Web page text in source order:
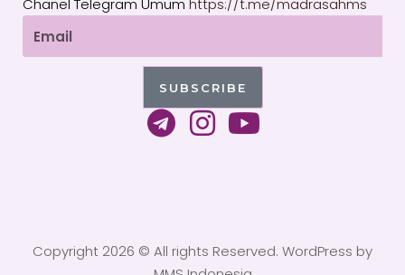
Chanel Telegram Umum https://t.me/madrasahms
Email
SUBSCRIBE
T
e
g
r
I
a
g
Y
b
Copyright 2026 © All rights Reserved. WordPress by